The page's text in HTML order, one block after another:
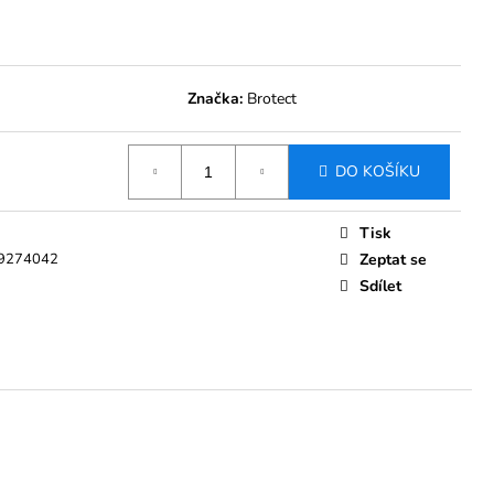
Značka: Brotect
DO KOŠÍKU
Tisk
Zeptat se
Sdílet
BOLERO ŠKODA
8"